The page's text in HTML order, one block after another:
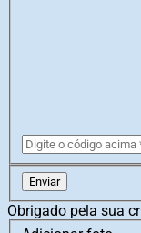
Enviar
Obrigado pela sua